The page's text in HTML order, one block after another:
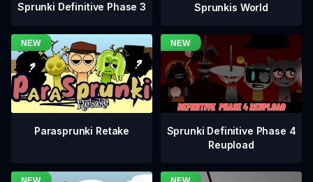
Sprunki Definitive Phase 3 Sprunkis World
Parasprunki Retake
Sprunki Definitive Phase 4
Reupload